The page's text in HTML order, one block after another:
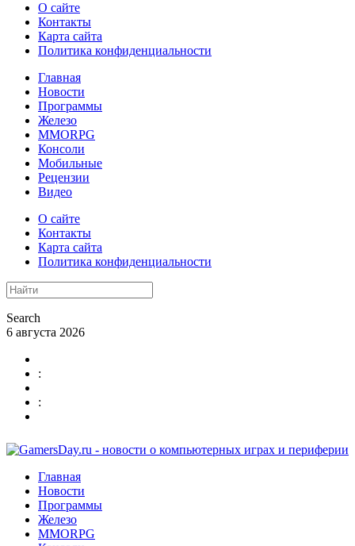
О сайте
Контакты
Карта сайта
Политика конфиденциальности
Главная
Новости
Программы
Железо
MMORPG
Консоли
Мобильные
Рецензии
Видео
О сайте
Контакты
Карта сайта
Политика конфиденциальности
Search
6 августа 2026
:
:
Главная
Новости
Программы
Железо
MMORPG